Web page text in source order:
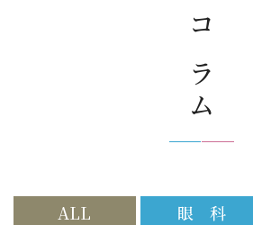
コラム
ALL 眼 科